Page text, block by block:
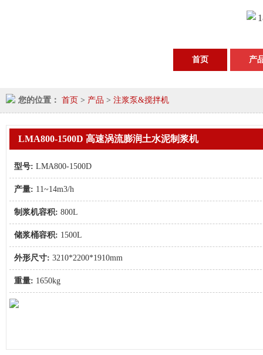
首页 产
您的位置： 首页 > 产品 > 注浆泵&搅拌机
LMA800-1500D 高速涡流膨润土水泥制浆机
型号: LMA800-1500D
产量: 11~14m3/h
制浆机容积: 800L
储浆桶容积: 1500L
外形尺寸: 3210*2200*1910mm
重量: 1650kg